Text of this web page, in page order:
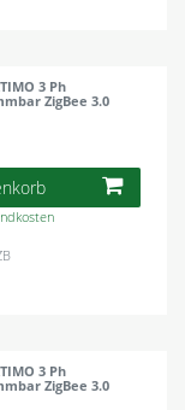
3 Ph
ZigBee 3.0
3 Ph
ZigBee 3.0